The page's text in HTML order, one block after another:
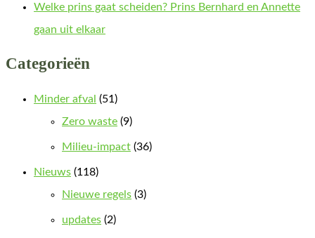
Welke prins gaat scheiden? Prins Bernhard en Annette
gaan uit elkaar
Categorieën
Minder afval (51)
Zero waste (9)
Milieu-impact (36)
Nieuws (118)
Nieuwe regels (3)
updates (2)